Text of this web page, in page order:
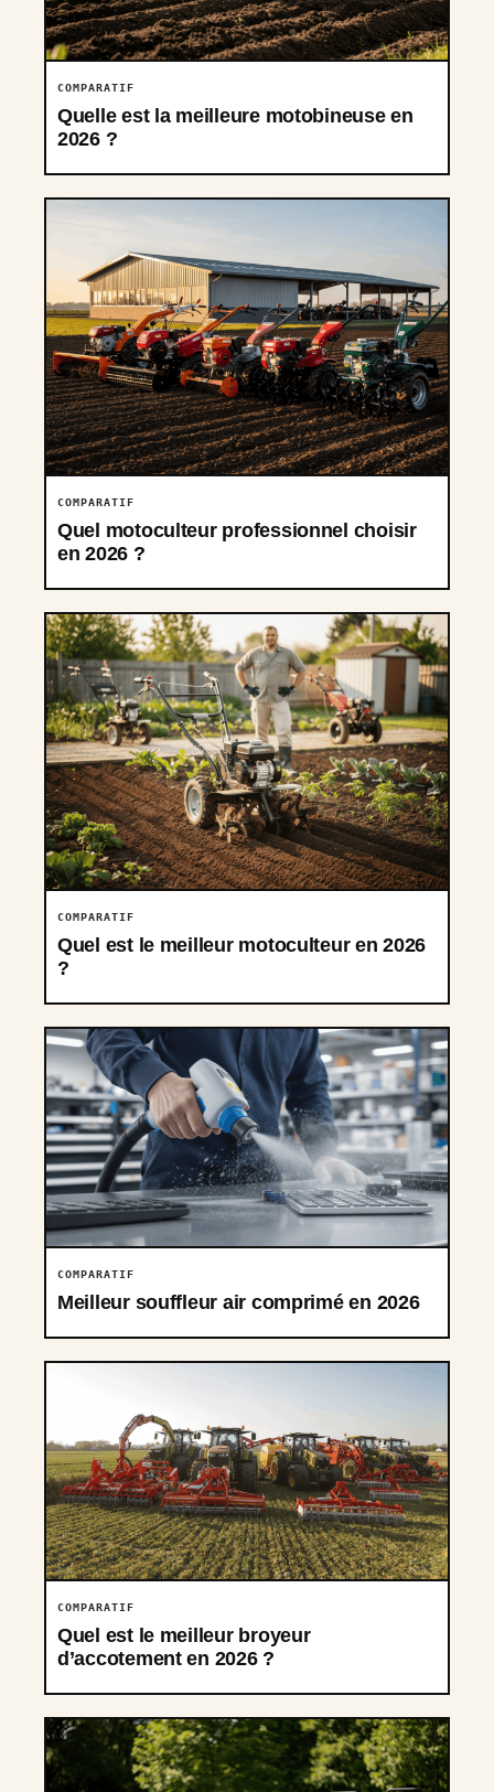
COMPARATIF
Quelle est la meilleure motobineuse en
2026 ?
COMPARATIF
Quel motoculteur professionnel choisir
en 2026 ?
COMPARATIF
Quel est le meilleur motoculteur en 2026
?
COMPARATIF
Meilleur souffleur air comprimé en 2026
COMPARATIF
Quel est le meilleur broyeur
d’accotement en 2026 ?